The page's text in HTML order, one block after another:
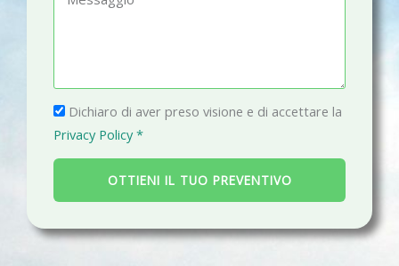
a
g
g
i
P
r
i
a
c
Dichiaro di aver preso visione e di accettare la
Privacy Policy *
OTTIENI IL TUO PREVENTIVO